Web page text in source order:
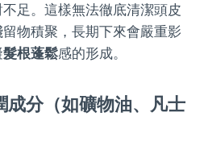
足。這樣無法徹底清潔頭皮
物積聚，長期下來會嚴重影
髮根蓬鬆感的形成。
成分（如礦物油、凡士